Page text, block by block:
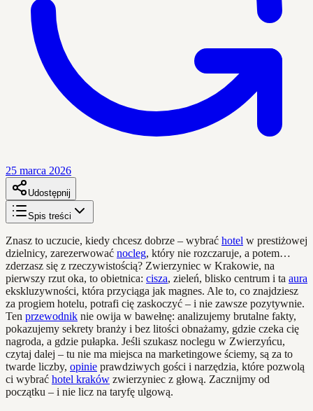
25 marca 2026
Udostępnij
Spis treści
Znasz to uczucie, kiedy chcesz dobrze – wybrać hotel w prestiżowej
dzielnicy, zarezerwować nocleg, który nie rozczaruje, a potem…
zderzasz się z rzeczywistością? Zwierzyniec w Krakowie, na
pierwszy rzut oka, to obietnica: cisza, zieleń, blisko centrum i ta aura
ekskluzywności, która przyciąga jak magnes. Ale to, co znajdziesz
za progiem hotelu, potrafi cię zaskoczyć – i nie zawsze pozytywnie.
Ten przewodnik nie owija w bawełnę: analizujemy brutalne fakty,
pokazujemy sekrety branży i bez litości obnażamy, gdzie czeka cię
nagroda, a gdzie pułapka. Jeśli szukasz noclegu w Zwierzyńcu,
czytaj dalej – tu nie ma miejsca na marketingowe ściemy, są za to
twarde liczby, opinie prawdziwych gości i narzędzia, które pozwolą
ci wybrać hotel kraków zwierzyniec z głową. Zacznijmy od
początku – i nie licz na taryfę ulgową.